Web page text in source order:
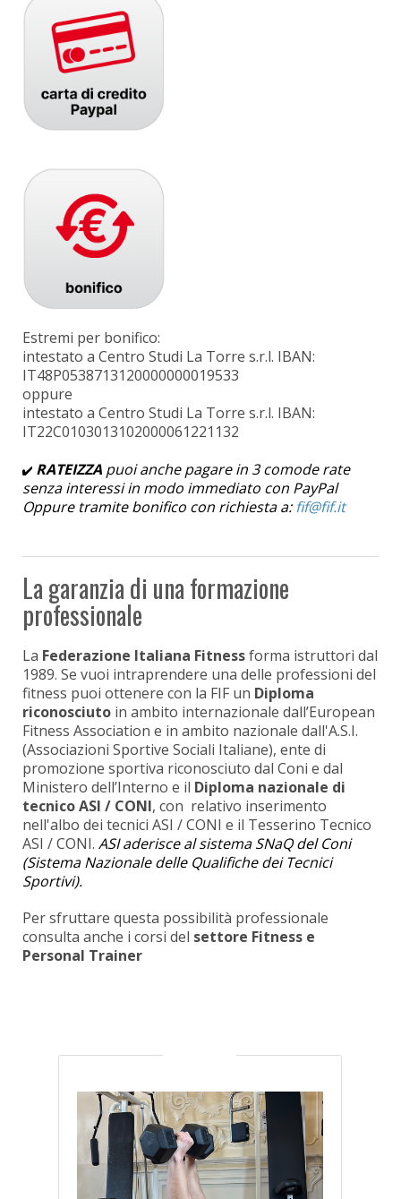
Estremi per bonifico:
intestato a Centro Studi La Torre s.r.l. IBAN:
IT48P0538713120000000019533
oppure
intestato a Centro Studi La Torre s.r.l. IBAN:
IT22C0103013102000061221132
RATEIZZA puoi anche pagare in 3 comode rate
senza interessi in modo immediato con PayPal
Oppure tramite bonifico con richiesta a:
La garanzia di una formazione
professionale
La Federazione Italiana Fitnessforma istruttori dal
1989. Se vuoi intraprendere una delle professioni del
fitness puoi ottenere con la FIF un Diploma
riconosciuto in ambito internazionale dall’European
Fitness Association e in ambito nazionale dall'A.S.I.
(Associazioni Sportive Sociali Italiane), ente di
promozione sportiva riconosciuto dal Coni e dal
Ministero dell’Interno e il Diploma nazionale di
tecnico ASI / CONI, con relativo inserimento
nell'albo dei tecnici ASI / CONI e il Tesserino Tecnico
ASI / CONI. ASI aderisce al sistema SNaQ del Coni
(Sistema Nazionale delle Qualifiche dei Tecnici
Sportivi).
Per sfruttare questa possibilità professionale
consulta anche i corsi del settore Fitness e
Personal Trainer